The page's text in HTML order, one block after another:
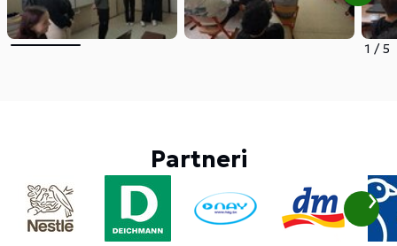
1 /5
Partneri